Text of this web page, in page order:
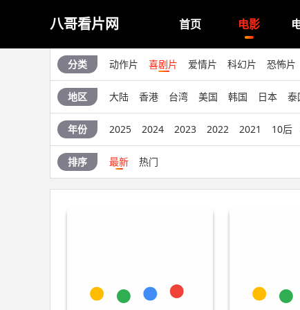
八哥看片网 首页 电影
分类 动作片 喜剧片 爱情片 科幻片 恐怖片
地区 大陆 香港 台湾 美国 韩国 日本 泰
年份 2025 2024 2023 2022 2021 10后
排序 最新 热门